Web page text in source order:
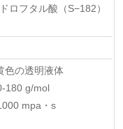
ロフタル酸（S−182）
色の透明液体
180 g/mol
mpa・s